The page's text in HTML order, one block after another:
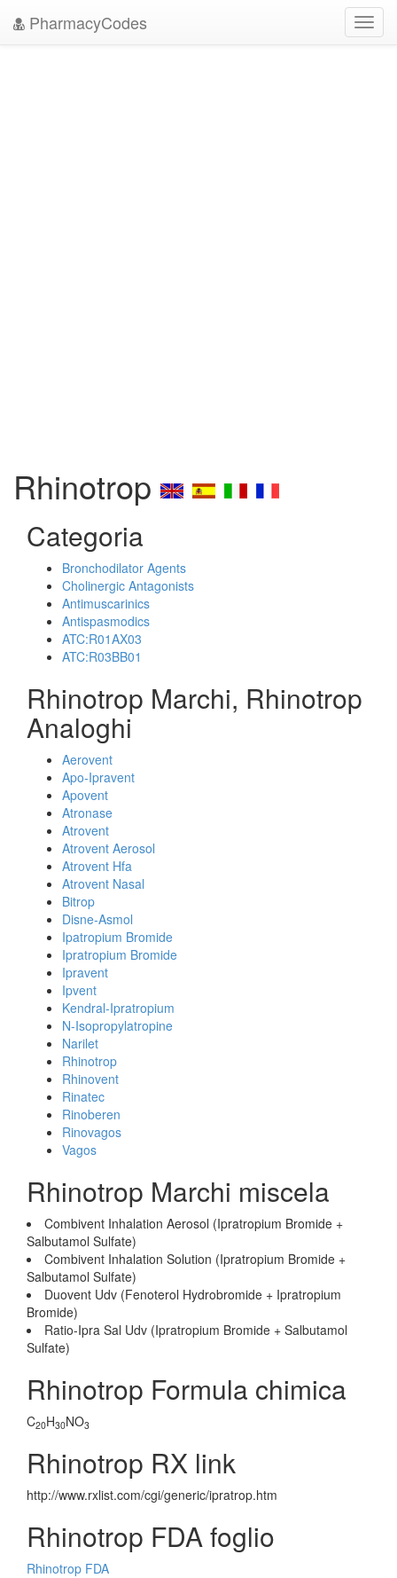
PharmacyCodes
Rhinotrop
Categoria
Bronchodilator Agents
Cholinergic Antagonists
Antimuscarinics
Antispasmodics
ATC:R01AX03
ATC:R03BB01
Rhinotrop Marchi, Rhinotrop
Analoghi
Aerovent
Apo-Ipravent
Apovent
Atronase
Atrovent
Atrovent Aerosol
Atrovent Hfa
Atrovent Nasal
Bitrop
Disne-Asmol
Ipatropium Bromide
Ipratropium Bromide
Ipravent
Ipvent
Kendral-Ipratropium
N-Isopropylatropine
Narilet
Rhinotrop
Rhinovent
Rinatec
Rinoberen
Rinovagos
Vagos
Rhinotrop Marchi miscela
Combivent Inhalation Aerosol (Ipratropium Bromide +
Salbutamol Sulfate)
Combivent Inhalation Solution (Ipratropium Bromide +
Salbutamol Sulfate)
Duovent Udv (Fenoterol Hydrobromide + Ipratropium
Bromide)
Ratio-Ipra Sal Udv (Ipratropium Bromide + Salbutamol
Sulfate)
Rhinotrop Formula chimica
C20H30NO3
Rhinotrop RX link
http://www.rxlist.com/cgi/generic/ipratrop.htm
Rhinotrop FDA foglio
Rhinotrop FDA